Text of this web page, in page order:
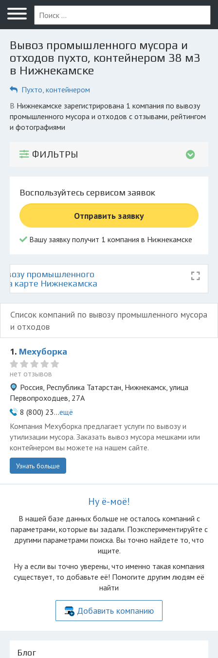
Меню
Главная
Вопрос юристу
Нижнекамск
ПОЛЬЗОВАТЕЛЯМ
Компании
Экоблог
Личный кабинет
Вывоз промышленного мусора и
отходов пухто, контейнером 38 м3
в Нижнекамске
Пухто, контейнером
в Нижнекамске зарегистрирована 1 компания по вывозу
промышленного мусора и отходов с отзывами, рейтингом
и фотографиями
ФИЛЬТРЫ
Воспользуйтесь сервисом заявок
Отправить заявку
Вашу заявку получит 1 компания в Нижнекамске
промышленного
на карте Нижнекамска
Список компаний по вывозу промышленного мусора
и отходов
1. Мехуборка
нет отзывов
Россия, Республика Татарстан, Нижнекамск, улица
Первопроходцев, 27А
8 (800) 23...ещё
Компания Мехуборка предлагает услуги по вывозу и
утилизации мусора. Заказать вывоз мусора мешками или
контейнером вы можете на нашем сайте.
Узнать больше
Ну ё-моё!
В нашей базе данных больше не осталоcь компаний с
параметрами, которые вы задали. Поэкспериментируйте с
другими параметрами поиска. Вы точно найдете то, что
ищите.
Ну а если вы точно уверены, что именно такая компания
существует, то добавьте её! Помогите другим людям её
найти
Добавить компанию
Блог